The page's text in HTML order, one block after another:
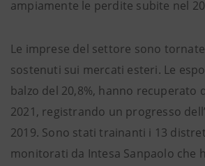
ampiamente le perdite subite nel
Le imprese del settore sono
sostenuti sui mercati esteri. Le
balzo del 20,8%, hanno recuperato
2021, registrando un progresso
2019. Sono stati trainanti i 13
monitorati da Intesa Sanpaolo che